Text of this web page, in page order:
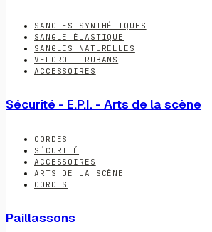
SANGLES SYNTHÉTIQUES
SANGLE ÉLASTIQUE
SANGLES NATURELLES
VELCRO - RUBANS
ACCESSOIRES
Sécurité - E.P.I. - Arts de la scène
CORDES
SÉCURITÉ
ACCESSOIRES
ARTS DE LA SCÈNE
CORDES
Paillassons